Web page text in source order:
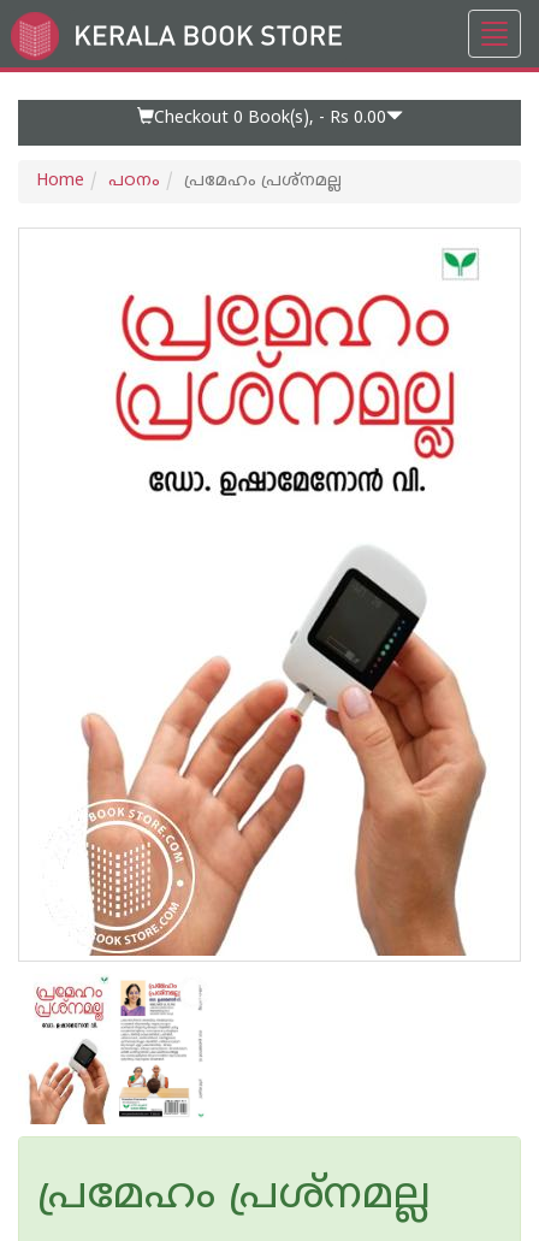
Go
to
Checkout 0 Book(s), - Rs 0.00
Home പഠനം പ്രമേഹം പ്രശ്നമല്ല
പ്രമേഹം പ്രശ്നമല്ല